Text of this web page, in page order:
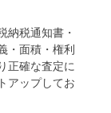
納税通知書・
・面積・権利
正確な査定に
アップしてお